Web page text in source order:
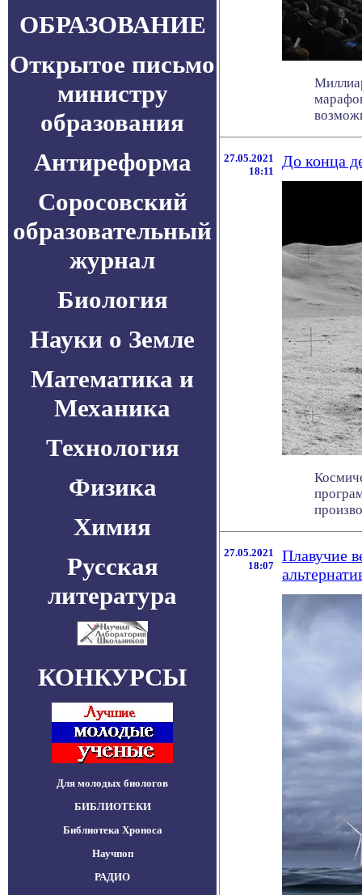
ОБРАЗОВАНИЕ
Открытое письмо
министру
образования
Антиреформа
Соросовский
образовательный
журнал
Биология
Науки о Земле
Математика и
Механика
Технология
Физика
Химия
Русская
литература
КОНКУРСЫ
Для молодых биологов
БИБЛИОТЕКИ
Библиотека Хроноса
Научпоп
РАДИО
27.05.2021
18:11
До конца
27.05.2021
18:07
Плавучие